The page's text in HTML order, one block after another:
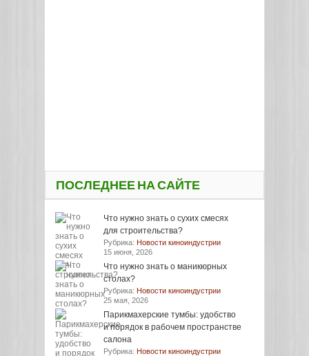
ПОСЛЕДНЕЕ НА САЙТЕ
Что нужно знать о сухих смесях
для строительства?
Рубрика: Новости киноиндустрии
15 июня, 2026
Что нужно знать о маникюрных
столах?
Рубрика: Новости киноиндустрии
25 мая, 2026
Парикмахерские тумбы: удобство
и порядок в рабочем пространстве
салона
Рубрика: Новости киноиндустрии